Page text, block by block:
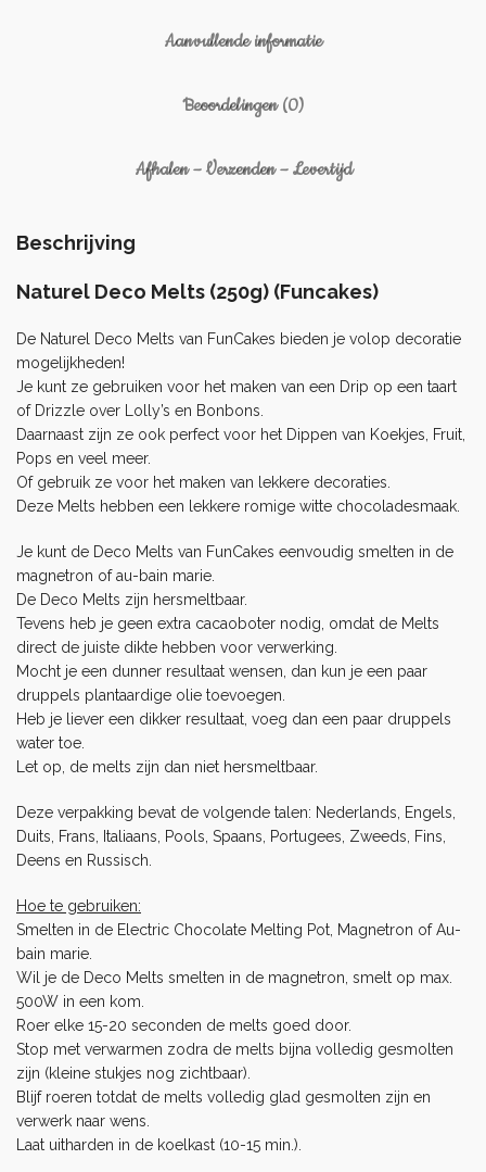
Aanvullende informatie
Beoordelingen (0)
Afhalen – Verzenden – Levertijd
Beschrijving
Naturel Deco Melts (250g) (Funcakes)
De Naturel Deco Melts van FunCakes bieden je volop decoratie
mogelijkheden!
Je kunt ze gebruiken voor het maken van een Drip op een taart
of Drizzle over Lolly’s en Bonbons.
Daarnaast zijn ze ook perfect voor het Dippen van Koekjes , Fruit,
Pops en veel meer.
Of gebruik ze voor het maken van lekkere decoraties.
Deze Melts hebben een lekkere romige witte chocoladesmaak.
Je kunt de Deco Melts van FunCakes eenvoudig smelten in de
magnetron of au-bain marie.
De Deco Melts zijn hersmeltbaar.
Tevens heb je geen extra cacaoboter nodig, omdat de Melts
direct de juiste dikte hebben voor verwerking.
Mocht je een dunner resultaat wensen, dan kun je een paar
druppels plantaardige olie toevoegen.
Heb je liever een dikker resultaat, voeg dan een paar druppels
water toe.
Let op, de melts zijn dan niet hersmeltbaar.
Deze verpakking bevat de volgende talen: Nederlands, Engels,
Duits, Frans, Italiaans, Pools, Spaans, Portugees, Zweeds, Fins,
Deens en Russisch.
Hoe te gebruiken:
Smelten in de Electric Chocolate Melting Pot, Magnetron of Au-
bain marie.
Wil je de Deco Melts smelten in de magnetron, smelt op max.
500W in een kom.
Roer elke 15-20 seconden de melts goed door.
Stop met verwarmen zodra de melts bijna volledig gesmolten
zijn (kleine stukjes nog zichtbaar).
Blijf roeren totdat de melts volledig glad gesmolten zijn en
verwerk naar wens.
Laat uitharden in de koelkast (10-15 min.).